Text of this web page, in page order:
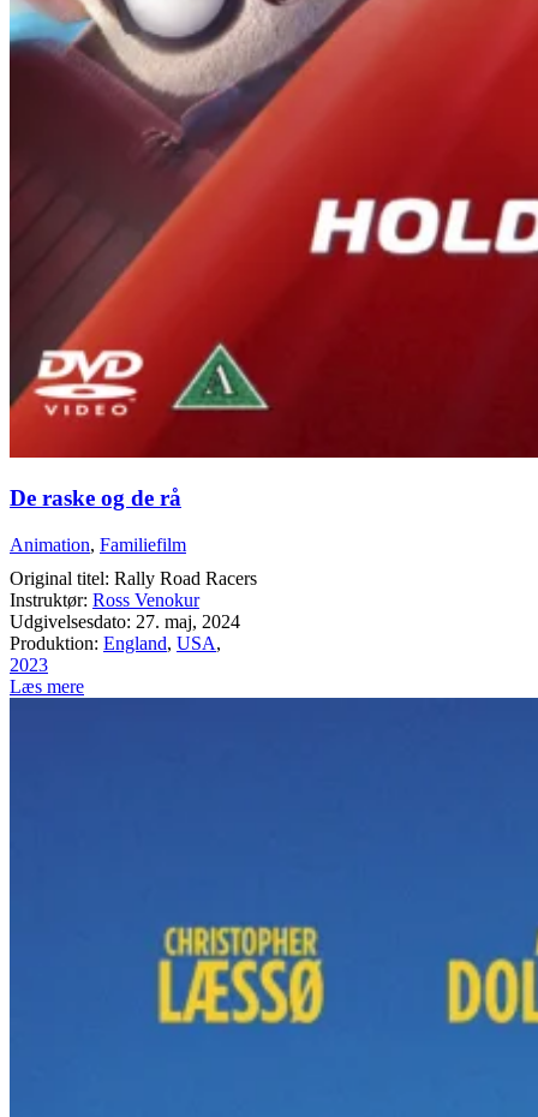
De raske og de rå
Animation, Familiefilm
Original titel: Rally Road Racers
Instruktør: Ross Venokur
Udgivelsesdato: 27. maj, 2024
Produktion: England, USA,
2023
Læs mere